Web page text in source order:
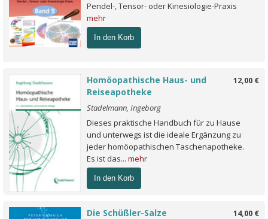
Pendel-, Tensor- oder Kinesiologie-Praxis
mehr
In den Korb
12,00 €
Homöopathische Haus- und
Reiseapotheke
Stadelmann, Ingeborg
Dieses praktische Handbuch für zu Hause
und unterwegs ist die ideale Ergänzung zu
jeder homöopathischen Taschenapotheke.
Es ist das... mehr
In den Korb
14,00 €
Die Schüßler-Salze